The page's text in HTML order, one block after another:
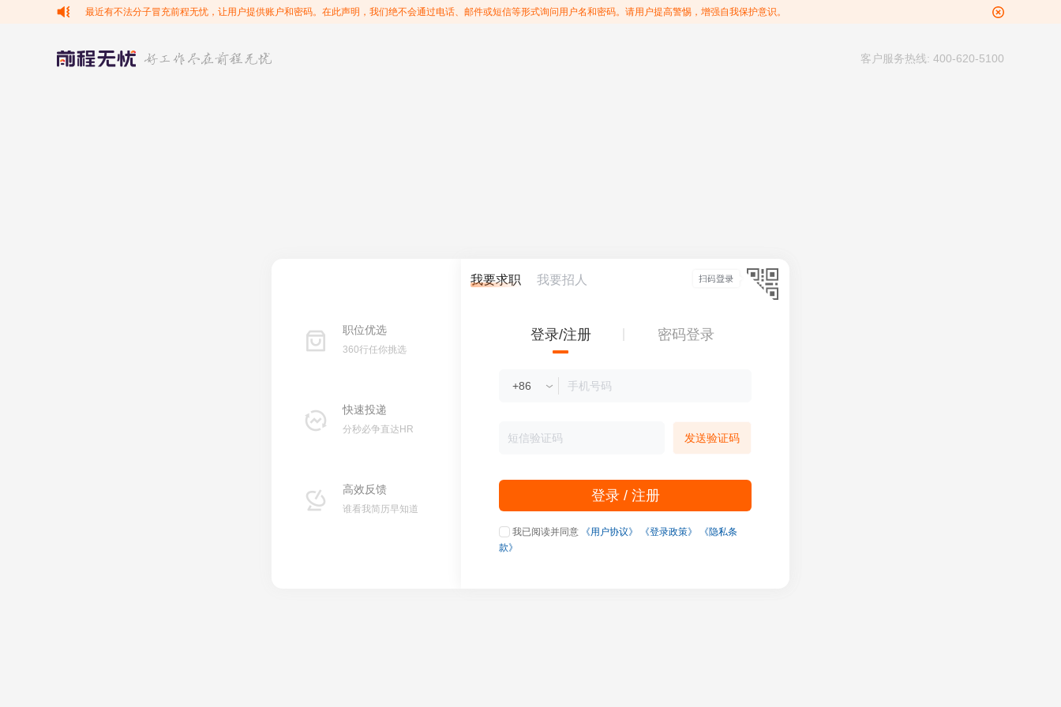
最近有不法分子冒充前程无忧，让用户提供账户和密码。在此声明，我们绝不会通过电话、邮件或短信等形式询问用户名和密码。请用户提高警惕，增强自我保护意识。
客户服务热线: 400-620-5100
职位优选
360行任你挑选
快速投递
分秒必争直达HR
高效反馈
谁看我简历早知道
我要求职 我要招人
登录/注册 密码登录
发送验证码
登录 / 注册
我已阅读并同意 《用户协议》 《登录政策》
《隐私条
款》